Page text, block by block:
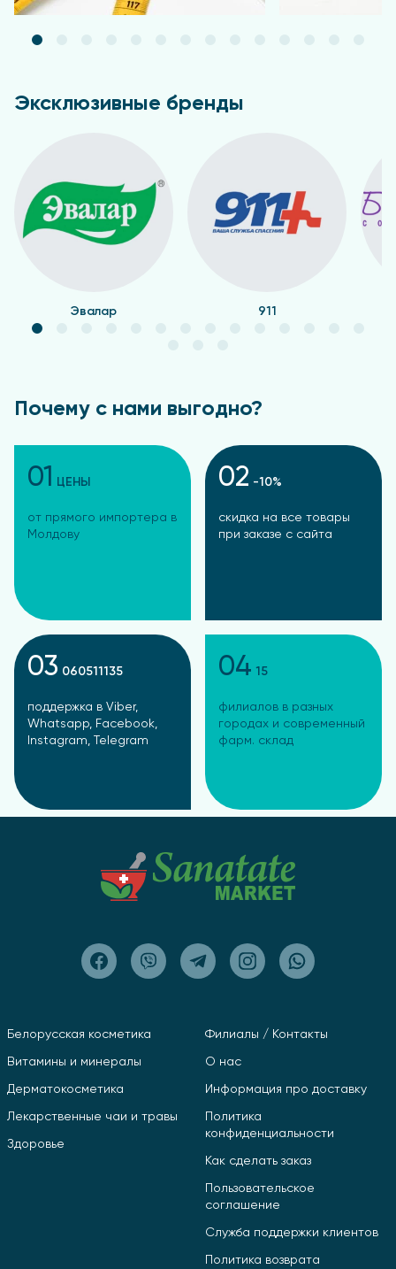
Эксклюзивные бренды
Эвалар 911
Почему с нами выгодно?
01 ЦЕНЫ
от прямого импортера в
Молдову
02 -10%
скидка на все товары
при заказе с сайта
03 060511135
поддержка в Viber,
Whatsapp, Facebook,
Instagram, Telegram
04 15
филиалов в разных
городах и современный
фарм. склад
Белорусская косметика
Витамины и минералы
Дерматокосметика
Лекарственные чаи и травы
Здоровье
Филиалы / Контакты
О нас
Информация про доставку
Политика
конфиденциальности
Как сделать заказ
Пользовательское
соглашение
Служба поддержки клиентов
Политика возврата